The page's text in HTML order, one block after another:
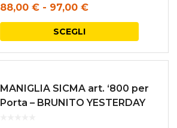
88,00 € - 97,00 €Fascia
di
prezzo:
da
88,00 €
a
SCEGLI
Questo
ha
varianti.
MANIGLIA SICMA art. ‘800 per
Porta – BRUNITO YESTERDAY